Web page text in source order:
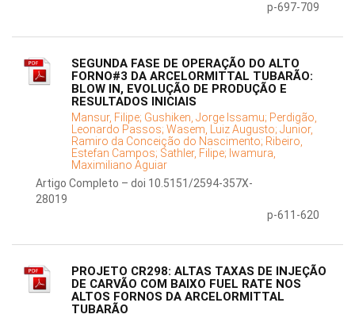
p-697-709
SEGUNDA FASE DE OPERAÇÃO DO ALTO
FORNO#3 DA ARCELORMITTAL TUBARÃO:
BLOW IN, EVOLUÇÃO DE PRODUÇÃO E
RESULTADOS INICIAIS
Mansur, Filipe; Gushiken, Jorge Issamu; Perdigão,
Leonardo Passos; Wasem, Luiz Augusto; Junior,
Ramiro da Conceição do Nascimento; Ribeiro,
Estefan Campos; Sathler, Filipe; Iwamura,
Maximiliano Aguiar
Artigo Completo – doi 10.5151/2594-357X-
28019
p-611-620
PROJETO CR298: ALTAS TAXAS DE INJEÇÃO
DE CARVÃO COM BAIXO FUEL RATE NOS
ALTOS FORNOS DA ARCELORMITTAL
TUBARÃO